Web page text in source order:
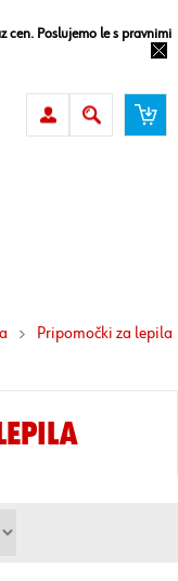
cen. Poslujemo le s pravnimi
pripomočki za lepila